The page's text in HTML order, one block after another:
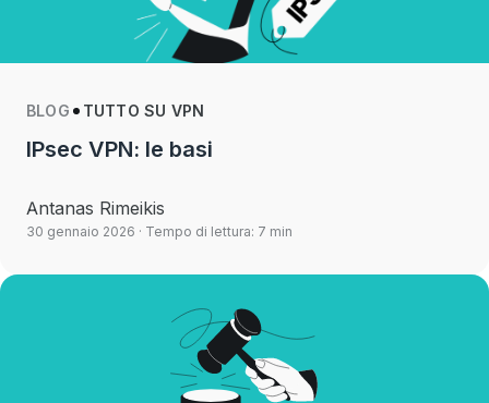
BLOG TUTTO SU VPN
IPsec VPN: le basi
Antanas Rimeikis
30 gennaio 2026 · Tempo di lettura: 7 min